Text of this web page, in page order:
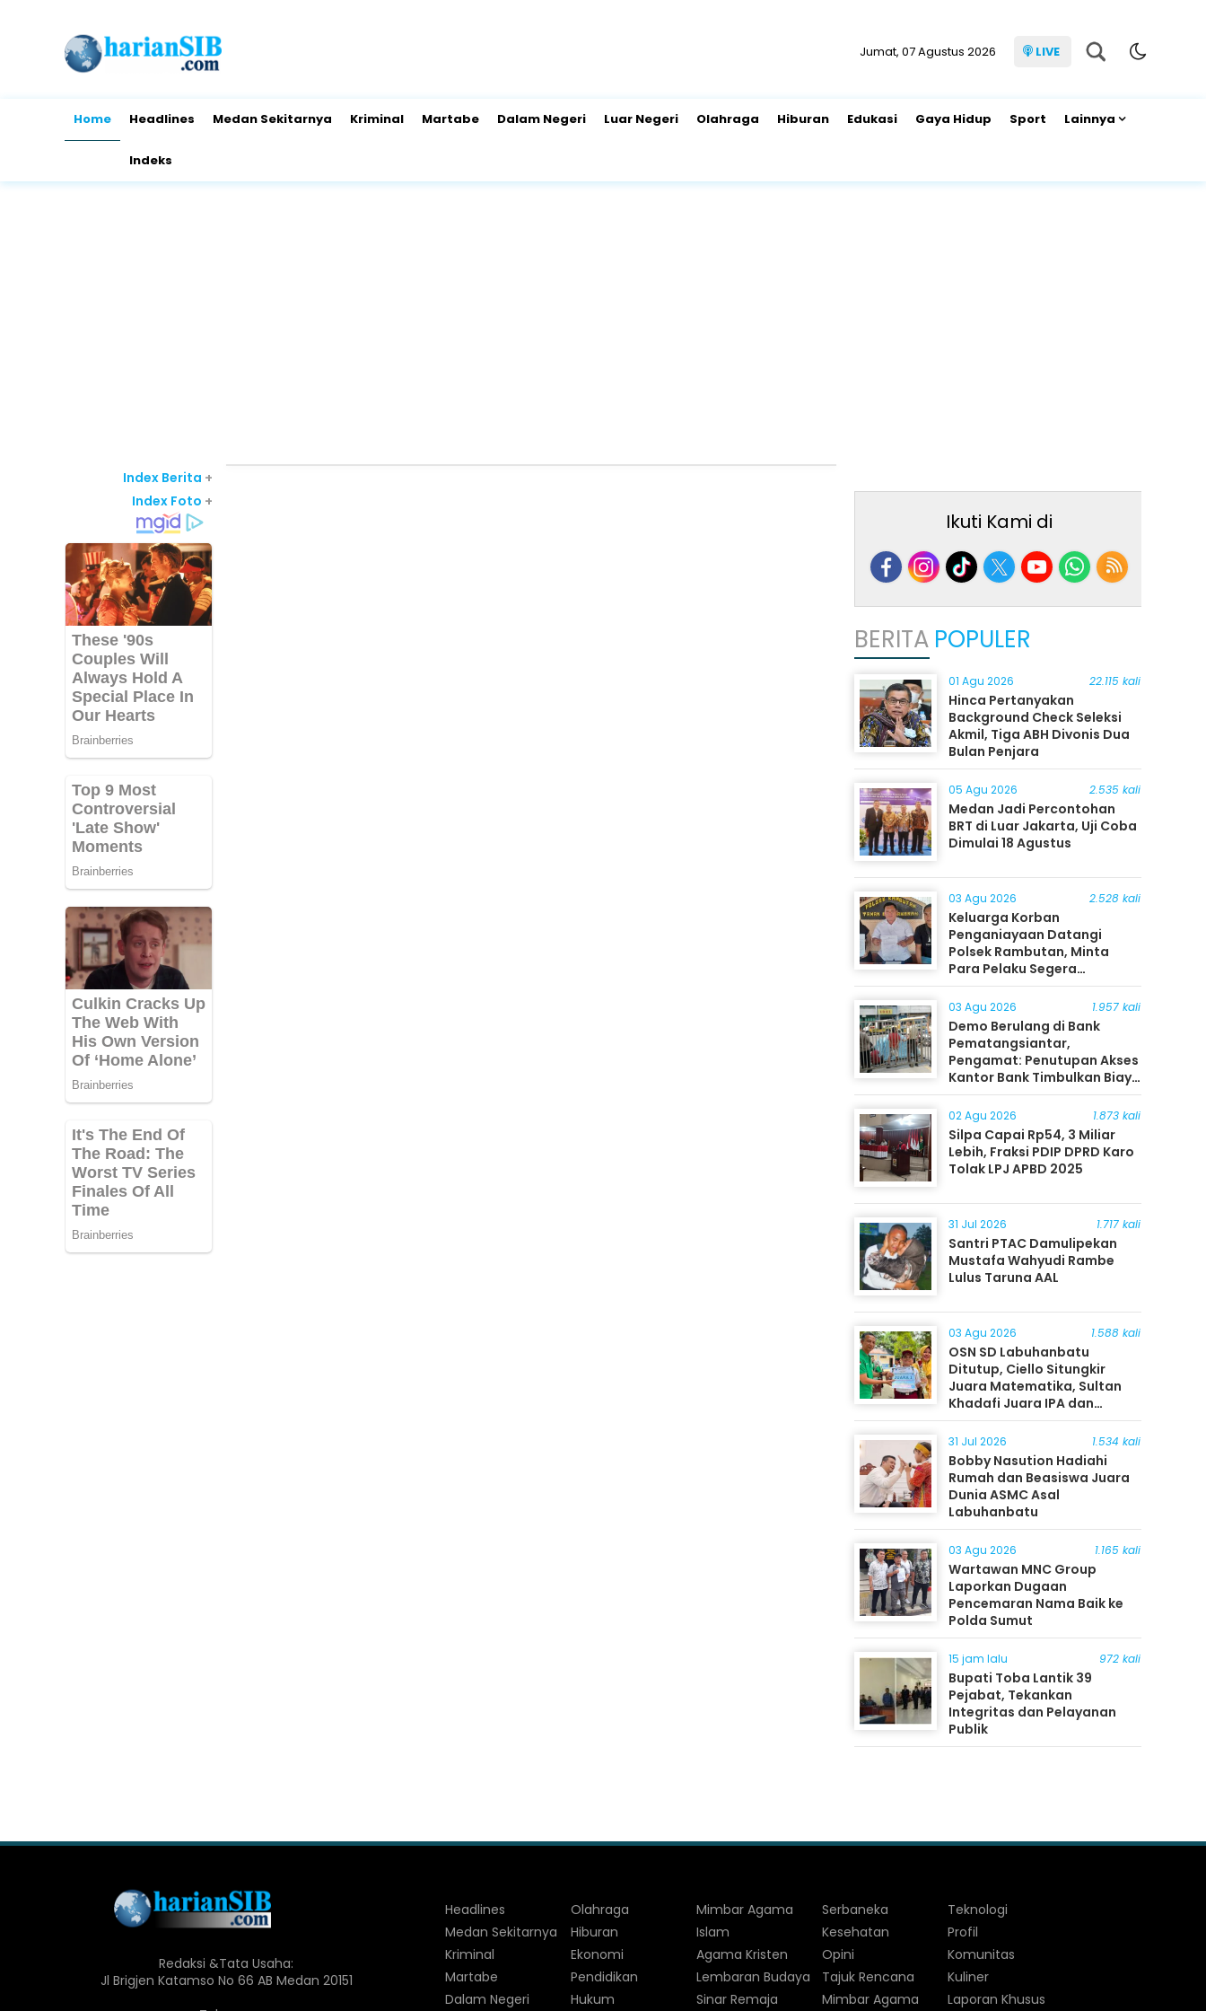
Jumat, 07 Agustus 2026 LIVE
Home Headlines Medan Sekitarnya Kriminal Martabe Dalam Negeri Luar Negeri Olahraga Hiburan Edukasi Gaya Hidup Sport Lainnya
Indeks
Index Berita +
Index Foto +
Ikuti Kami di
BERITA POPULER
01 Agu 2026 22.115 kali
Hinca Pertanyakan
Background Check Seleksi
Akmil, Tiga ABH Divonis Dua
Bulan Penjara
05 Agu 2026 2.535 kali
Medan Jadi Percontohan
BRT di Luar Jakarta, Uji Coba
Dimulai 18 Agustus
03 Agu 2026 2.528 kali
Keluarga Korban
Penganiayaan Datangi
Polsek Rambutan, Minta
Para Pelaku Segera
Ditangkap
03 Agu 2026 1.957 kali
Demo Berulang di Bank
Pematangsiantar,
Pengamat: Penutupan Akses
Kantor Bank Timbulkan Biaya
Ekonomi bagi Masyarakat
02 Agu 2026 1.873 kali
Silpa Capai Rp54, 3 Miliar
Lebih, Fraksi PDIP DPRD Karo
Tolak LPJ APBD 2025
31 Jul 2026 1.717 kali
Santri PTAC Damulipekan
Mustafa Wahyudi Rambe
Lulus Taruna AAL
03 Agu 2026 1.588 kali
OSN SD Labuhanbatu
Ditutup, Ciello Situngkir
Juara Matematika, Sultan
Khadafi Juara IPA dan
Timothy Rangkuti Juara IPS
31 Jul 2026 1.534 kali
Bobby Nasution Hadiahi
Rumah dan Beasiswa Juara
Dunia ASMC Asal
Labuhanbatu
03 Agu 2026 1.165 kali
Wartawan MNC Group
Laporkan Dugaan
Pencemaran Nama Baik ke
Polda Sumut
15 jam lalu 972 kali
Bupati Toba Lantik 39
Pejabat, Tekankan
Integritas dan Pelayanan
Publik
Redaksi &Tata Usaha:
Jl Brigjen Katamso No 66 AB Medan 20151
Headlines
Medan Sekitarnya
Kriminal
Martabe
Dalam Negeri
Olahraga
Hiburan
Ekonomi
Pendidikan
Hukum
Mimbar Agama
Islam
Agama Kristen
Lembaran Budaya
Sinar Remaja
Serbaneka
Kesehatan
Opini
Tajuk Rencana
Mimbar Agama
Teknologi
Profil
Komunitas
Kuliner
Laporan Khusus